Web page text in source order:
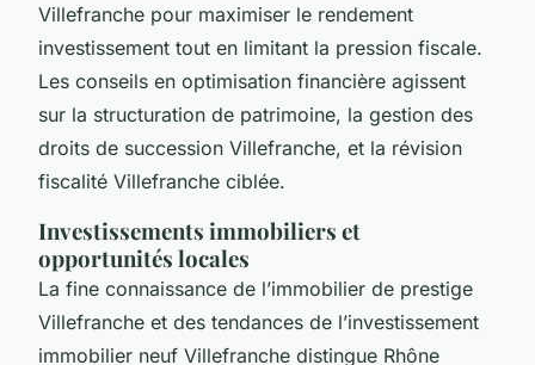
Villefranche pour maximiser le rendement
investissement tout en limitant la pression fiscale.
Les conseils en optimisation financière agissent
sur la structuration de patrimoine, la gestion des
droits de succession Villefranche, et la révision
fiscalité Villefranche ciblée.
Investissements immobiliers et
opportunités locales
La fine connaissance de l’immobilier de prestige
Villefranche et des tendances de l’investissement
immobilier neuf Villefranche distingue Rhône